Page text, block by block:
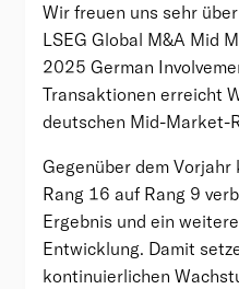
Wir freuen uns sehr
LSEG Global M&A Mid
2025 German
Transaktionen erreicht
deutschen Mid-Market-
Gegenüber dem
Rang 16 auf Rang 9
Ergebnis und ein
Entwicklung. Damit
kontinuierlichen